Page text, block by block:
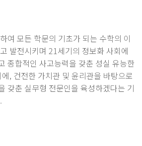
여 모든 학문의 기초가 되는 수학의 이
발전시키며 21세기의 정보화 사회에
종합적인 사고능력을 갖춘 성실 유능한
, 건전한 가치관 및 윤리관을 바탕으로
갖춘 실무형 전문인을 육성하겠다는 기